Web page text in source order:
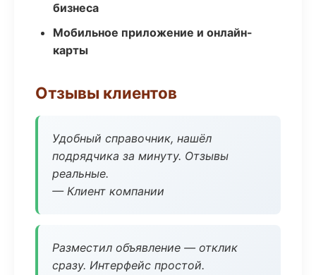
бизнеса
Мобильное приложение и онлайн-
карты
Отзывы клиентов
Удобный справочник, нашёл
подрядчика за минуту. Отзывы
реальные.
— Клиент компании
Разместил объявление — отклик
сразу. Интерфейс простой.